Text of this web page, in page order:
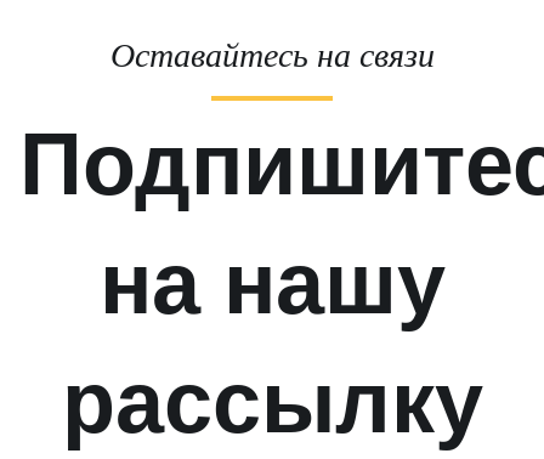
Оставайтесь на связи
на нашу
рассылку